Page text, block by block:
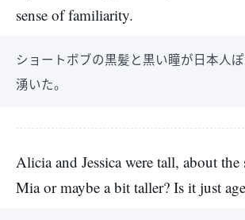
sense of familiarity.
ショートボブの黒髪と黒い瞳が日本人
湧いた。
Alicia and Jessica were tall, about the
Mia or maybe a bit taller? Is it just